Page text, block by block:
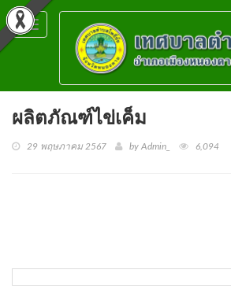
Toggle
navigation
ผลิตภัณฑ์ไข่เค็ม
29 พฤษภาคม 2567 by Admin_ 6,094